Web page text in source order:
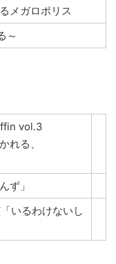
メガロポリス
～
vol.3
れる、
ず」
いるわけないし